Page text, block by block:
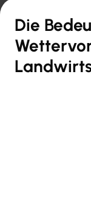
Die